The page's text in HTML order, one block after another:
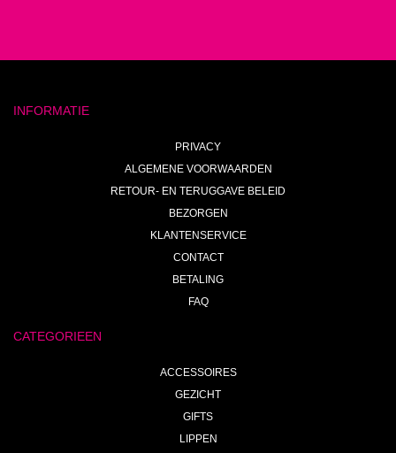
INFORMATIE
PRIVACY
ALGEMENE VOORWAARDEN
RETOUR- EN TERUGGAVE BELEID
BEZORGEN
KLANTENSERVICE
CONTACT
BETALING
FAQ
CATEGORIEEN
ACCESSOIRES
GEZICHT
GIFTS
LIPPEN